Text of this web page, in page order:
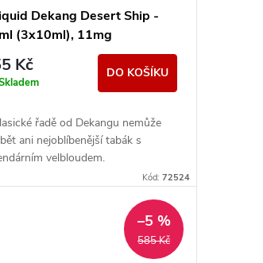
Dekang Desert Ship -
(3x10ml), 11mg
Kč DO KOŠÍKU
řadě od Dekangu nemůže
ani nejoblíbenější tabák s
velbloudem.
Kód: 72524
585 Kč
–5 %